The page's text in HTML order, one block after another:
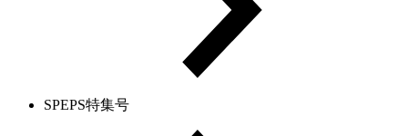
SPEPS特集号